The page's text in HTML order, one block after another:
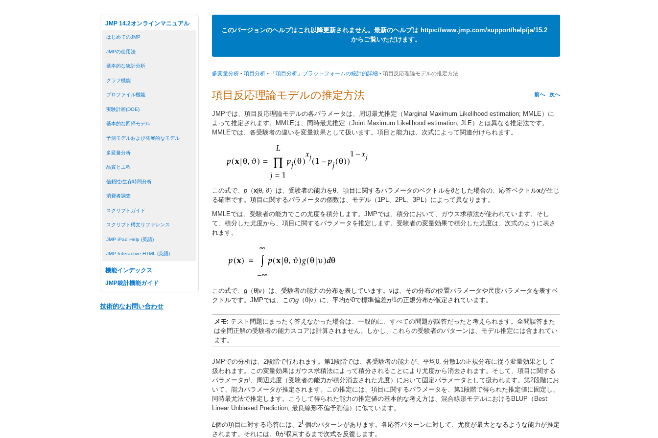
JMP 14.2オンラインマニュアル
はじめてのJMP
JMPの使用法
基本的な統計分析
グラフ機能
プロファイル機能
実験計画(DOE)
基本的な回帰モデル
予測モデルおよび発展的なモデル
多変量分析
品質と工程
信頼性/生存時間分析
消費者調査
スクリプトガイド
スクリプト構文リファレンス
JMP iPad Help (英語)
JMP Interactive HTML (英語)
機能インデックス
JMP統計機能ガイド
技術的なお問い合わせ
このバージョンのヘルプはこれ以降更新されません。最新のヘルプは https://www.jmp.com/support/help/ja/15.2
からご覧いただけます。
多変量分析 • 項目分析 • 「項目分析」プラットフォームの統計的詳細 • 項目反応理論モデルの推定方法
前へ 次へ
項目反応理論モデルの推定方法
JMPでは、項目反応理論モデルの各パラメータは、周辺最尤推定（Marginal Maximum Likelihood estimation; MMLE）に
よって推定されます。MMLEは、同時最尤推定（Joint Maximum Likelihood estimation; JLE）とは異なる推定法です。
MMLEでは、各受験者の違いを変量効果として扱います。項目と能力は、次式によって関連付けられます。
この式で、 p （x θ, ϑ）は、受験者の能力をθ、項目に関するパラメータのベクトルをϑとした場合の、応答ベクトルxが生じ
る確率です。項目に関するパラメータの個数は、モデル（1PL、2PL、3PL）によって異なります。
MMLEでは、受験者の能力でこの尤度を積分します。JMPでは、積分において、ガウス求積法が使われています。そし
て、積分した尤度から、項目に関するパラメータを推定します。受験者の変量効果で積分した尤度は、次式のように表さ
れます。
この式で、 g （θ ν ）は、受験者の能力の分布を表しています。 νは、その分布の位置パラメータや尺度パラメータを表すベ
クトルです。JMPでは、このg （θ ν ）に、平均が0で標準偏差が1の正規分布が仮定されています。
メモ: テスト問題にまったく答えなかった場合は、一般的に、すべての問題が誤答だったと考えられます。全問誤答また
は全問正解の受験者の能力スコアは計算されません。しかし、これらの受験者のパターンは、モデル推定には含まれてい
ます。
JMPでの分析は、2段階で行われます。第1段階では、各受験者の能力が、平均0, 分散1の正規分布に従う変量効果として
扱われます。この変量効果はガウス求積法によって積分されることにより尤度から消去されます。そして、項目に関する
パラメータが、周辺尤度（受験者の能力が積分消去された尤度）において固定パラメータとして扱われます。第2段階にお
いて、能力パラメータが推定されます。この推定には、項目に関するパラメータを、第1段階で得られた推定値に固定し、
同時最尤法で推定します。こうして得られた能力の推定値の基本的な考え方は、混合線形モデルにおけるBLUP（Best
Linear Unbiased Prediction; 最良線形不偏予測値）に似ています。
L個の項目に対する応答には、2L 個のパターンがあります。各応答パターンに対して、尤度が最大となるような能力が推定
されます。それには、 θが収束するまで次式を反復します。